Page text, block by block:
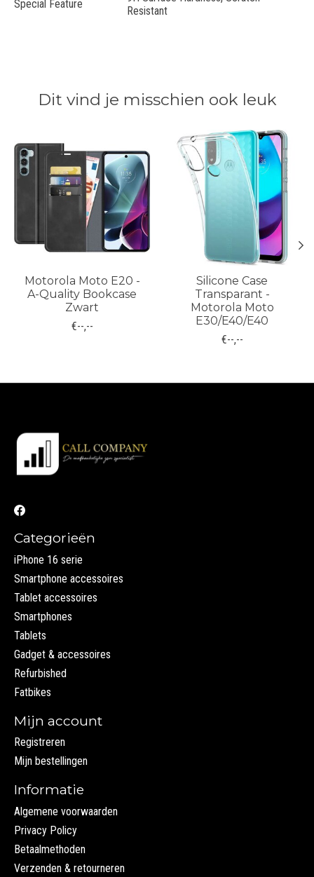
Special Feature
Resistant
Dit vind je misschien ook leuk
Motorola Moto E20 -
A-Quality Bookcase
Zwart
€--,--
Silicone Case
Transparant -
Motorola Moto
E30/E40/E40
€--,--
Categorieën
iPhone 16 serie
Smartphone accessoires
Tablet accessoires
Smartphones
Tablets
Gadget & accessoires
Refurbished
Fatbikes
Mijn account
Registreren
Mijn bestellingen
Informatie
Algemene voorwaarden
Privacy Policy
Betaalmethoden
Verzenden & retourneren